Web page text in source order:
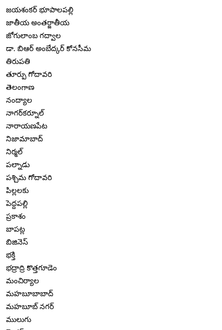
జయశంకర్ భూపాలపల్లి
జాతీయ అంతర్జాతీయ
జోగులాంబ గద్వాల
డా. బిఆర్ అంబేద్కర్ కోనసీమ
తిరుపతి
తూర్పు గోదావరి
తెలంగాణ
నంద్యాల
నాగర్‌కర్నూల్
నారాయణపేట
నిజామాబాద్
నిర్మల్
పల్నాడు
పశ్చిమ గోదావరి
పిల్లలకు
పెద్దపల్లి
ప్రకాశం
బాపట్ల
బిజినెస్
భక్తి
భద్రాద్రి కొత్తగూడెం
మంచిర్యాల
మహబూబాబాద్
మహబూబ్ నగర్
ములుగు